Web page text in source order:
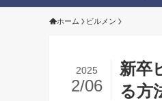
ホーム ビルメン
新卒
る方
2025
2/06